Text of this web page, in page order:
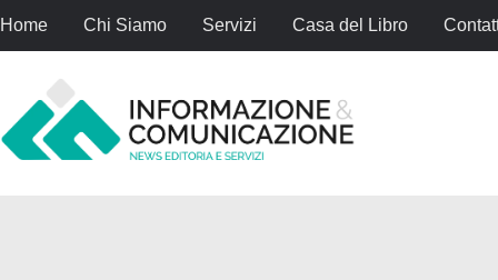
Home Chi Siamo Servizi Casa del Libro